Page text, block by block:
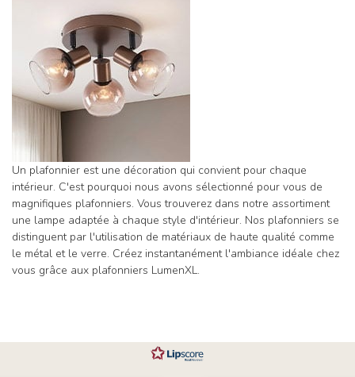
Un plafonnier est une décoration qui convient pour chaque
intérieur. C'est pourquoi nous avons sélectionné pour vous de
magnifiques plafonniers. Vous trouverez dans notre assortiment
une lampe adaptée à chaque style d'intérieur. Nos plafonniers se
distinguent par l'utilisation de matériaux de haute qualité comme
le métal et le verre. Créez instantanément l'ambiance idéale chez
vous grâce aux plafonniers LumenXL.